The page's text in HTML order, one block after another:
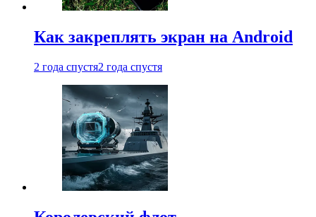
Как закреплять экран на Android
2 года спустя2 года спустя